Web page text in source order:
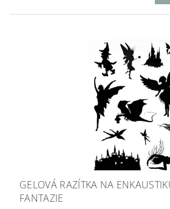
GELOVÁ RAZÍTKA NA
FANTAZIE